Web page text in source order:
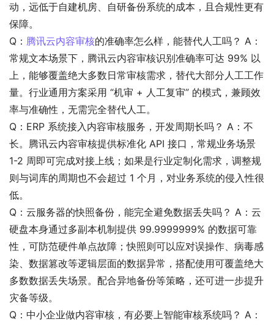
动，远低于自建机房、自研备份系统的成本，且合规性更有
保障。
Q： 腾讯云内容审核的准确率怎么样，能替代人工吗？ A：
常规文本场景下，腾讯云内容审核识别准确率可达 99% 以
上，能够覆盖绝大多数日常审核需求，替代大部分人工工作
量。行业通用方案采用 “机审 + 人工复审” 的模式，兼顾效
率与准确性，无需完全替代人工。
Q：ERP 系统接入内容审核服务，开发周期长吗？ A：不
长。腾讯云内容审核提供标准化 API 接口，常规业务场景
1-2 周即可完成对接上线；如果是行业定制化需求，调整规
则与词库的周期也不会超过 1 个月，对业务系统的侵入性很
低。
Q：云服务器的快照备份，能完全避免数据丢失吗？ A：云
硬盘本身通过多副本机制提供 99.9999999% 的数据可靠
性，可防范硬件单点故障；快照则可以应对误操作、病毒感
染、数据篡改等逻辑层面的数据异常，搭配使用可覆盖绝大
多数数据丢失场景。配合异地备份等策略，还可进一步提升
灾备等级。
Q：中小企业做内容审核，有必要上智能审核系统吗？ A：